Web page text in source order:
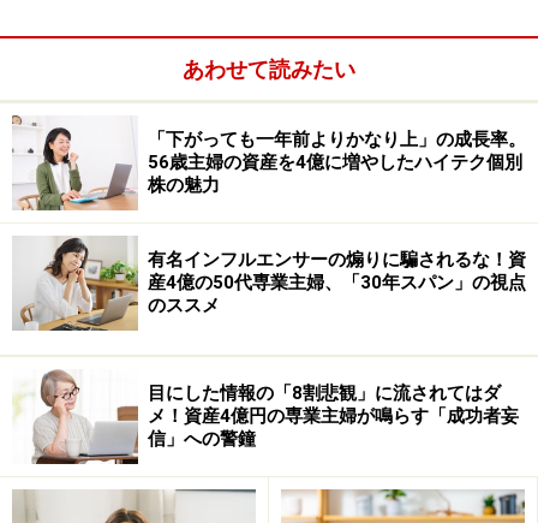
にもかかわらず、資産は分散させなければいけない、な
どと一般論を鵜呑みにしてしまうと、知識も経験も不十
分なまま、成果も不十分になってしまいかねません。
あわせて読みたい
「下がっても一年前よりかなり上」の成長率。
56歳主婦の資産を4億に増やしたハイテク個別
株の魅力
有名インフルエンサーの煽りに騙されるな！資
産4億の50代専業主婦、「30年スパン」の視点
のススメ
目にした情報の「8割悲観」に流されてはダ
メ！資産4億円の専業主婦が鳴らす「成功者妄
信」への警鐘